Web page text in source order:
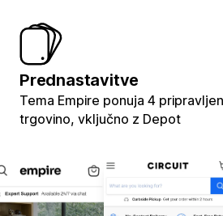
Prednastavitve
Tema Empire ponuja 4
trgovino, vključno z Depot